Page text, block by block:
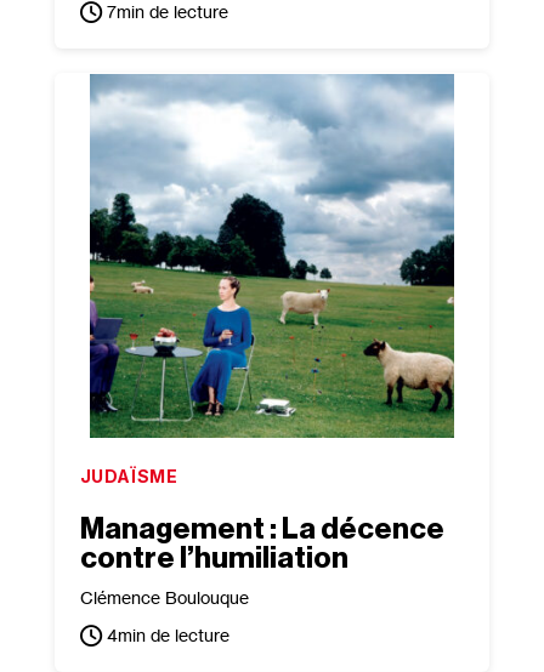
7min de lecture
JUDAÏSME
Management : La décence
contre l’humiliation
Clémence Boulouque
4min de lecture